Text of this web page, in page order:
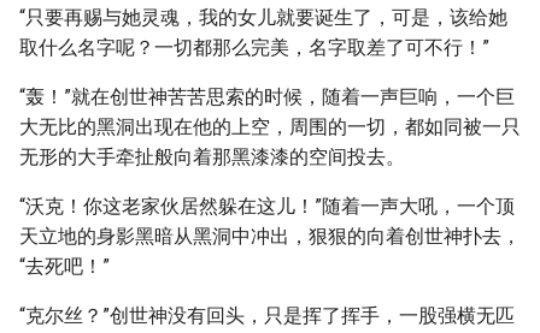
“只要再赐与她灵魂，我的女儿就要诞生了，可是，该给她
取什么名字呢？一切都那么完美，名字取差了可不行！”
“轰！”就在创世神苦苦思索的时候，随着一声巨响，一个巨
大无比的黑洞出现在他的上空，周围的一切，都如同被一只
无形的大手牵扯般向着那黑漆漆的空间投去。
“沃克！你这老家伙居然躲在这儿！”随着一声大吼，一个顶
天立地的身影黑暗从黑洞中冲出，狠狠的向着创世神扑去，
“去死吧！”
“克尔丝？”创世神没有回头，只是挥了挥手，一股强横无匹